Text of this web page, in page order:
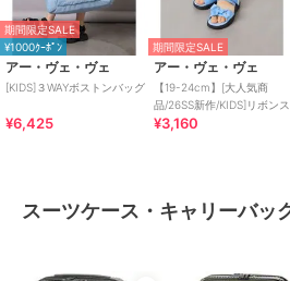
ショップ アー・ヴェ・ヴェ
商品カテゴリ バッグ ／
スーツ
ーバッグ
性別タイプ
ガールズ
バッグ
スーツケ
サイズ 120
グレー/ブラック：
期間限定SALE
¥1000ｸｰﾎﾟﾝ
アー・ヴェ・ヴェ
[KIDS]３WAYボストンバッグ
¥6,425
期間限定SALE
アー・ヴェ・ヴェ
【19-24cm】[大人気商
品/26SS新作/KIDS]リボンス
サン
¥3,160
スーツケース・キャリーバッ